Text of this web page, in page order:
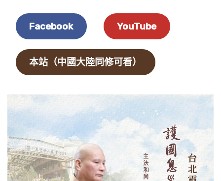
Facebook YouTube
本站（中國大陸同修可看）